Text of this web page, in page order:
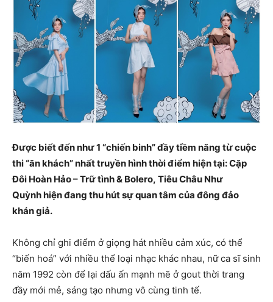
Được biết đến như 1 “chiến binh” đầy tiềm năng từ cuộc
thi “ăn khách” nhất truyền hình thời điểm hiện tại: Cặp
Đôi Hoàn Hảo – Trữ tình & Bolero, Tiêu Châu Như
Quỳnh hiện đang thu hút sự quan tâm của đông đảo
khán giả.
Không chỉ ghi điểm ở giọng hát nhiều cảm xúc, có thể
“biến hoá” với nhiều thể loại nhạc khác nhau, nữ ca sĩ sinh
năm 1992 còn để lại dấu ấn mạnh mẽ ở gout thời trang
đầy mới mẻ, sáng tạo nhưng vô cùng tinh tế.